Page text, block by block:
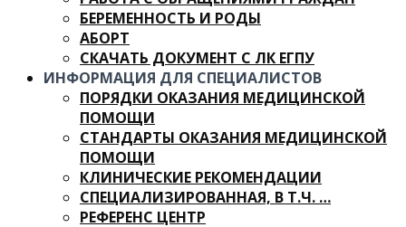
БЕРЕМЕННОСТЬ И РОДЫ
АБОРТ
СКАЧАТЬ ДОКУМЕНТ С ЛК ЕГПУ
ИНФОРМАЦИЯ ДЛЯ СПЕЦИАЛИСТОВ
ПОРЯДКИ ОКАЗАНИЯ МЕДИЦИНСКОЙ
ПОМОЩИ
СТАНДАРТЫ ОКАЗАНИЯ МЕДИЦИНСКОЙ
ПОМОЩИ
КЛИНИЧЕСКИЕ РЕКОМЕНДАЦИИ
СПЕЦИАЛИЗИРОВАННАЯ, В Т.Ч. …
РЕФЕРЕНС ЦЕНТР